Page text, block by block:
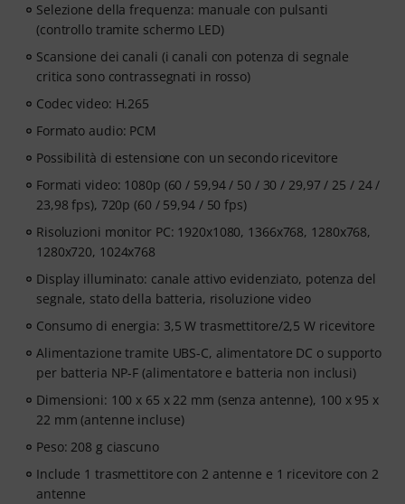
Selezione della frequenza: manuale con pulsanti
(controllo tramite schermo LED)
Scansione dei canali (i canali con potenza di segnale
critica sono contrassegnati in rosso)
Codec video: H.265
Formato audio: PCM
Possibilità di estensione con un secondo ricevitore
Formati video: 1080p (60 / 59,94 / 50 / 30 / 29,97 / 25 / 24 /
23,98 fps), 720p (60 / 59,94 / 50 fps)
Risoluzioni monitor PC: 1920x1080, 1366x768, 1280x768,
1280x720, 1024x768
Display illuminato: canale attivo evidenziato, potenza del
segnale, stato della batteria, risoluzione video
Consumo di energia: 3,5 W trasmettitore/2,5 W ricevitore
Alimentazione tramite UBS-C, alimentatore DC o supporto
per batteria NP-F (alimentatore e batteria non inclusi)
Dimensioni: 100 x 65 x 22 mm (senza antenne), 100 x 95 x
22 mm (antenne incluse)
Peso: 208 g ciascuno
Include 1 trasmettitore con 2 antenne e 1 ricevitore con 2
antenne